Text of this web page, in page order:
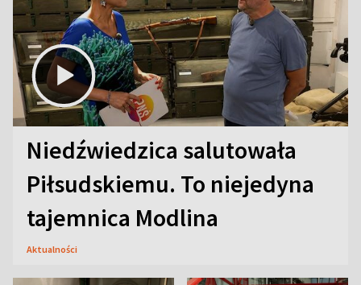
Niedźwiedzica salutowała
Piłsudskiemu. To niejedyna
tajemnica Modlina
Aktualności